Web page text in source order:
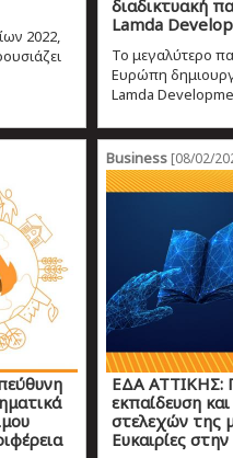
2022,
διαδικτυακή
Lamda
Το μεγαλύτερο
Ευρώπη
Lamda
Business[08/02/
ΕΔΑ ΑΤΤΙΚΗΣ:
εκπαίδευση
στελεχών της
Ευκαιρίες